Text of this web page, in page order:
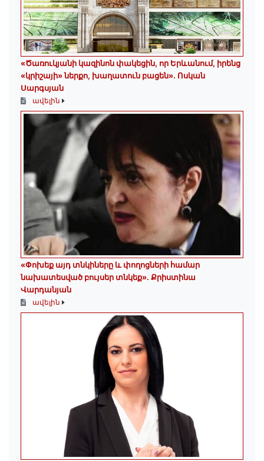
«Ծառուկյանի կազինոն փակեցին, որ Երևանում, իրենց
«կրիշայի» ներքո, խաղատուն բացեն»․ Ոսկան
Սարգսյան
ավելին
«Փոխեք այդ տնկիները և փողոցների համար
նախատեսված բույսեր տնկեք». Քրիստինա
Վարդանյան
ավելին